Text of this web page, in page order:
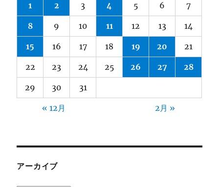
1 2 3 4 5 6 7
8 9 10 11 12 13 14
15 16 17 18 19 20 21
22 23 24 25 26 27 28
29 30 31
« 12月 2月 »
アーカイブ